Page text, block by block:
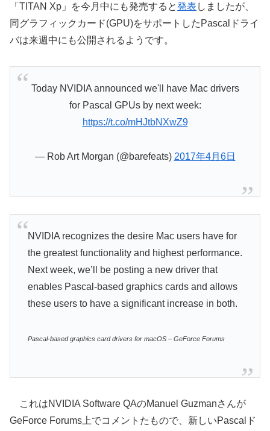
「TITAN Xp」を今月中にも発売すると発表 しましたが、
同グラフィックカード(GPU)をサポートしたPascalドライ
バは来週中にも公開されるようです。
Today NVIDIA announced we'll have Mac drivers
for Pascal GPUs by next week:
https://t.co/mHJtbNXwZ9
— Rob Art Morgan (@barefeats) 2017年4月6日
NVIDIA recognizes the desire Mac users have for
the greatest functionality and highest performance.
Next week, we’ll be posting a new driver that
enables Pascal-based graphics cards and allows
these users to have a significant increase in both.
Pascal-based graphics card drivers for macOS – GeForce Forums
これはNVIDIA Software QAのManuel Guzmanさんが
GeForce Forums上でコメントたもので、新しいPascalド